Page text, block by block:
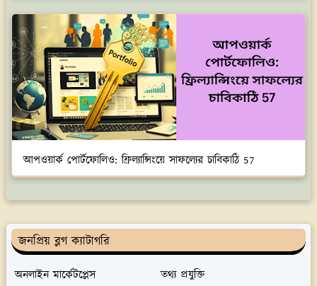
আপওয়ার্ক পোর্টফোলিও: ফ্রিল্যান্সিংয়ে সাফল্যের চাবিকাঠি 57
জনপ্রিয় ব্লগ ক্যাটাগরি
অনলাইন মার্কেটপ্লেস
তথ্য প্রযুক্তি